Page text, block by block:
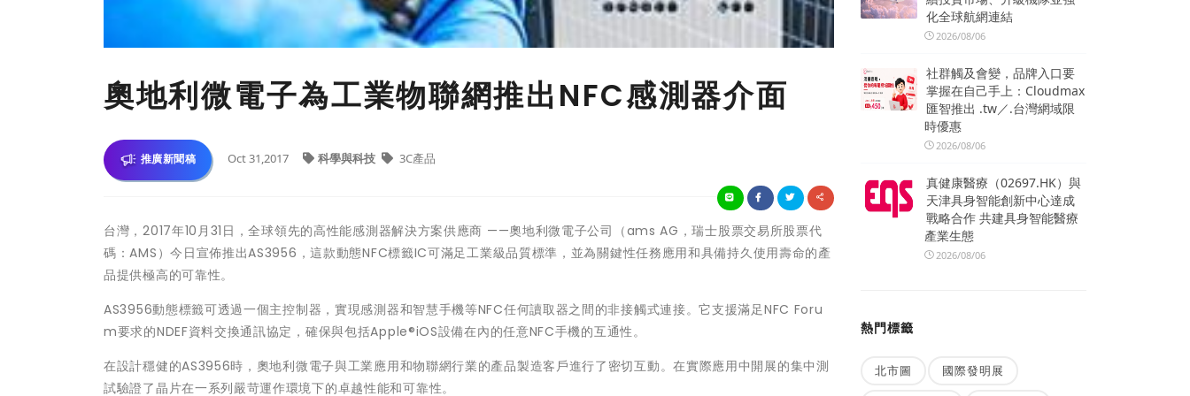
奧地利微電子為工業物聯網推出NFC感測器介面
推廣新聞稿 Oct 31,2017 科學與科技 3C產品
台灣，2017年10月31日，全球領先的高性能感測器解決方案供應商 ——奧地利微電子公司（ams AG，瑞士股票交易所股票代
碼：AMS）今日宣佈推出AS3956，這款動態NFC標籤IC可滿足工業級品質標準，並為關鍵性任務應用和具備持久使用壽命的產
品提供極高的可靠性。
AS3956動態標籤可透過一個主控制器，實現感測器和智慧手機等NFC任何讀取器之間的非接觸式連接。它支援滿足NFC Foru
m要求的NDEF資料交換通訊協定，確保與包括Apple®iOS設備在內的任意NFC手機的互通性。
在設計穩健的AS3956時，奧地利微電子與工業應用和物聯網行業的產品製造客戶進行了密切互動。在實際應用中開展的集中測
試驗證了晶片在一系列嚴苛運作環境下的卓越性能和可靠性。
化全球航網連結
2026/08/06
社群觸及會變，品牌入口要
掌握在自己手上：Cloudmax
匯智推出 .tw／.台灣網域限
時優惠
2026/08/06
真健康醫療（02697.HK）與
天津具身智能創新中心達成
戰略合作 共建具身智能醫療
產業生態
2026/08/06
熱門標籤
北市圖 國際發明展